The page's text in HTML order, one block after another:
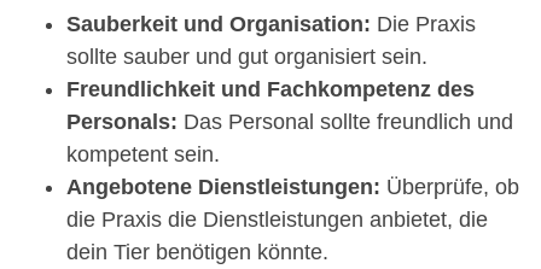
Sauberkeit und Organisation: Die Praxis
sollte sauber und gut organisiert sein.
Freundlichkeit und Fachkompetenz des
Personals: Das Personal sollte freundlich und
kompetent sein.
Angebotene Dienstleistungen: Überprüfe, ob
die Praxis die Dienstleistungen anbietet, die
dein Tier benötigen könnte.